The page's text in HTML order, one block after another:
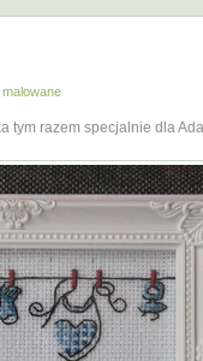
malowane
tym razem specjalnie dla